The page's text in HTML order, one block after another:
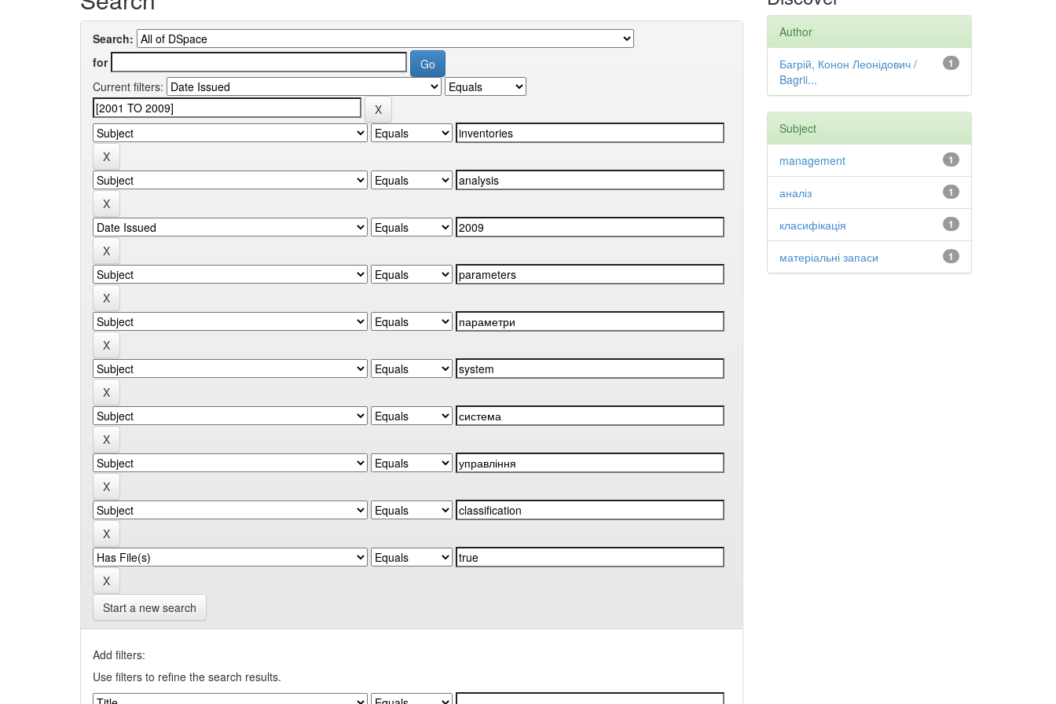
Search:
for
Current filters:
Start a new search
Add filters:
Use filters to refine the search results.
Author
1
Багрій, Конон Леонідович /
Bagrii...
Subject
1
management
1
аналіз
1
класифікація
1
матеріальні запаси